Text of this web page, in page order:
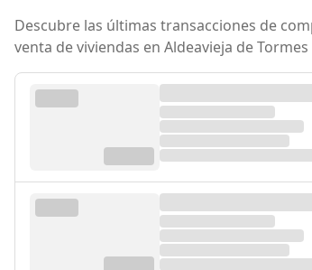
Descubre las últimas transacciones de
venta de viviendas en Aldeavieja de Tormes